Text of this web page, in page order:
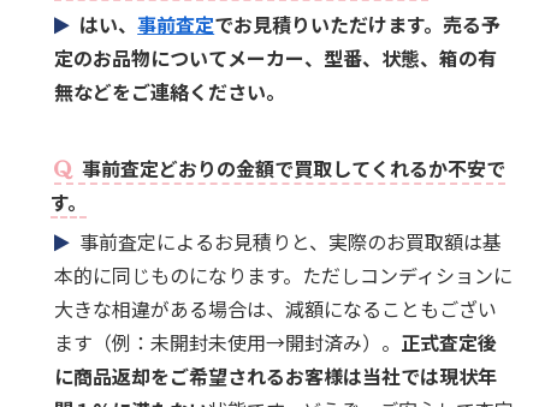
はい、事前査定でお見積りいただけます。売る予
定のお品物についてメーカー、型番、状態、箱の有
無などをご連絡ください。
事前査定どおりの金額で買取してくれるか不安で
す。
事前査定によるお見積りと、実際のお買取額は基
本的に同じものになります。ただしコンディションに
大きな相違がある場合は、減額になることもござい
ます（例：未開封未使用→開封済み）。 正式査定後
に商品返却をご希望されるお客様は当社では現状年